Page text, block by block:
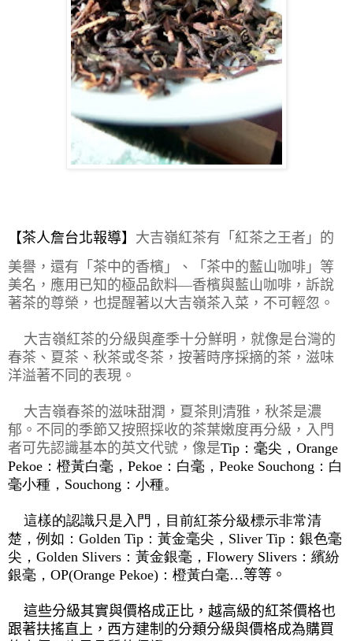
【茶人詹台北報導】 大吉嶺紅茶有「紅茶之王者」的
美譽，還有「茶中的香檳」、「茶中的藍山咖啡」等
美名，應用已知的極品飲料—香檳與藍山咖啡，訴說
著茶的尊榮，也提醒著以大吉嶺茶入菜，不可輕忽。
大吉嶺紅茶的分級與產季十分鮮明，就像是台灣的
春茶、夏茶、秋茶或冬茶，按著時序採摘的茶，滋味
洋溢著不同的表現。
大吉嶺春茶的滋味甜潤，夏茶則清雅，秋茶是濃
郁。不同的季節又按照採收的茶葉嫩度再分級，入門
者可先認識基本的英文代號，像是Tip：毫尖，Orange
Pekoe：橙黃白毫，Pekoe：白毫，Peoke Souchong：白
毫小種，Souchong：小種。
這樣的認識只是入門，目前紅茶分級標示非常清
楚，例如：Golden Tip：黃金毫尖，Sliver Tip：銀色毫
尖，Golden Slivers：黃金銀毫，Flowery Slivers：繽紛
銀毫，OP(Orange Pekoe)：橙黃白毫…等等。
這些分級其實與價格成正比，越高級的紅茶價格也
跟著扶搖直上，西方建制的分類分級與價格成為購買